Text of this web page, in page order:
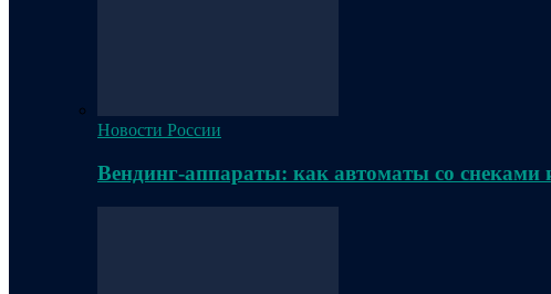
Новости России
Вендинг-аппараты: как автоматы со снеками